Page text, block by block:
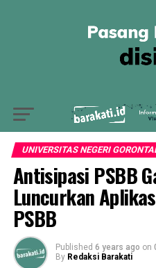
UNIVERSITAS NEGERI
Antisipasi PSBB
Luncurkan
PSBB
Published 6 years ago on
By Redaksi Barakati